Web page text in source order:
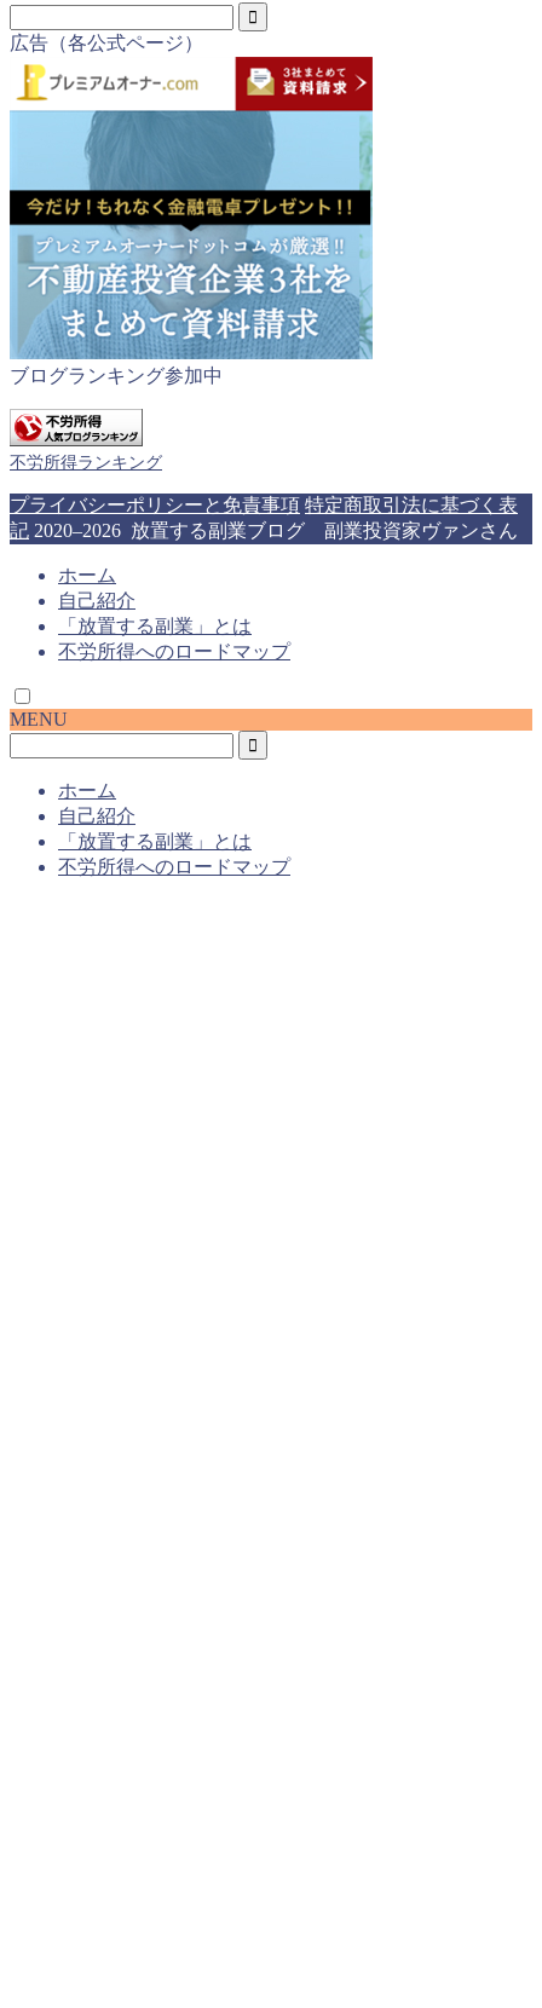
広告（各公式ページ）
ブログランキング参加中
不労所得ランキング
プライバシーポリシーと免責事項 特定商取引法に基づく表
記 2020–2026 放置する副業ブログ 副業投資家ヴァンさん
ホーム
自己紹介
「放置する副業」とは
不労所得へのロードマップ
MENU
ホーム
自己紹介
「放置する副業」とは
不労所得へのロードマップ